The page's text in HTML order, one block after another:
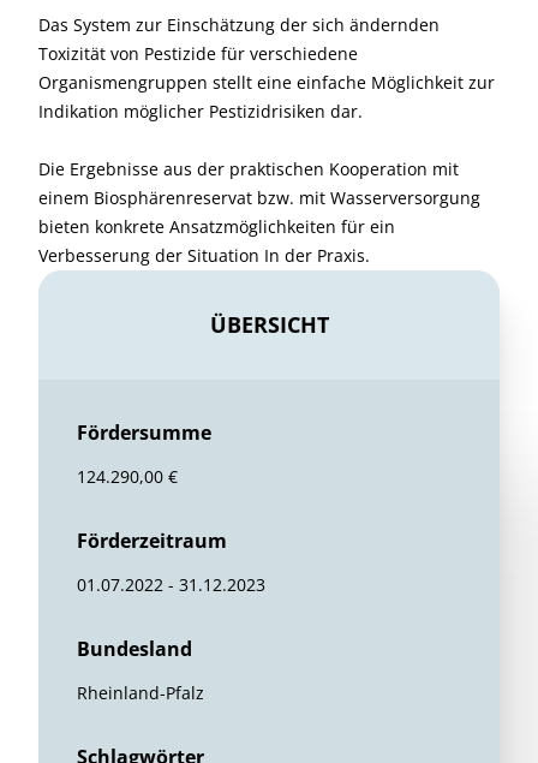
Das System zur Einschätzung der sich ändernden
Toxizität von Pestizide für verschiedene
Organismengruppen stellt eine einfache Möglichkeit zur
Indikation möglicher Pestizidrisiken dar.
Die Ergebnisse aus der praktischen Kooperation mit
einem Biosphärenreservat bzw. mit Wasserversorgung
bieten konkrete Ansatzmöglichkeiten für ein
Verbesserung der Situation In der Praxis.
ÜBERSICHT
Fördersumme
124.290,00 €
Förderzeitraum
01.07.2022 - 31.12.2023
Bundesland
Rheinland-Pfalz
Schlagwörter